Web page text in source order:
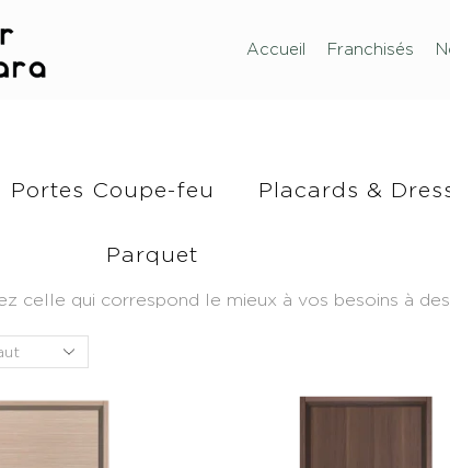
Accueil Franchisés
Portes Coupe-feu Placards &
Parquet
celle qui correspond le mieux à vos besoins à